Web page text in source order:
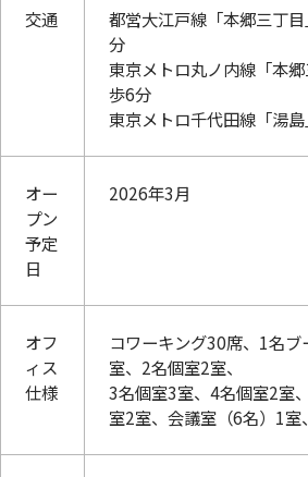
交通
都営大江戸線「本郷三丁
分
東京メトロ丸ノ内線「本
歩6分
東京メトロ千代田線「湯
オー
プン
予定
日
2026年3月
オフ
ィス
仕様
コワーキング30席、1名
室、2名個室2室、
3名個室3室、4名個室2室
室2室、会議室（6名）1室